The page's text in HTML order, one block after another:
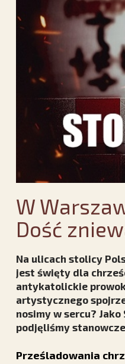
W
Dość
Na ulicach stolicy
jest święty dla
antykatolickie
artystycznego
nosimy w sercu?
podjęliśmy
Prześladowania